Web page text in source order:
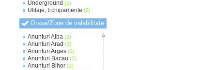
Underground (1)
Utilaje, Echipamente (6)
Orase/Zone de valabilitate
Anunturi Alba (2)
Anunturi Arad (3)
Anunturi Arges (2)
Anunturi Bacau (2)
Anunturi Bihor (2)